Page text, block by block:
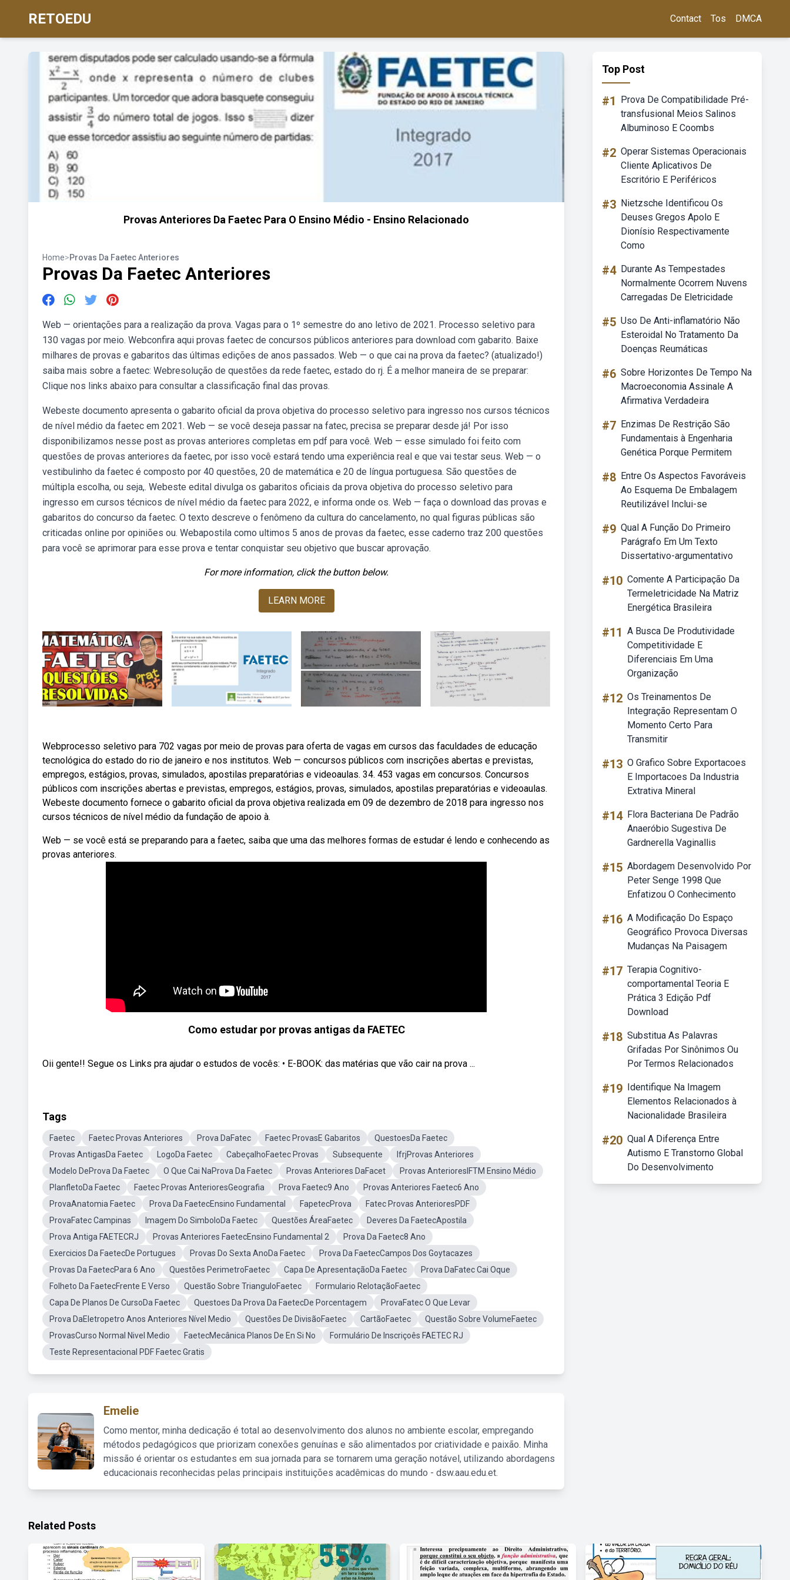
RETOEDU Contact Tos DMCA
Provas Anteriores Da Faetec Para O Ensino Médio - Ensino Relacionado
Home>Provas Da Faetec Anteriores
Provas Da Faetec Anteriores
Web — orientações para a realização da prova. Vagas para o 1º semestre do ano letivo de 2021. Processo seletivo para
130 vagas por meio. Webconfira aqui provas faetec de concursos públicos anteriores para download com gabarito. Baixe
milhares de provas e gabaritos das últimas edições de anos passados. Web — o que cai na prova da faetec? (atualizado!)
saiba mais sobre a faetec: Webresolução de questões da rede faetec, estado do rj. É a melhor maneira de se preparar:
Clique nos links abaixo para consultar a classificação final das provas.
Webeste documento apresenta o gabarito oficial da prova objetiva do processo seletivo para ingresso nos cursos técnicos
de nível médio da faetec em 2021. Web — se você deseja passar na fatec, precisa se preparar desde já! Por isso
disponibilizamos nesse post as provas anteriores completas em pdf para você. Web — esse simulado foi feito com
questões de provas anteriores da faetec, por isso você estará tendo uma experiência real e que vai testar seus. Web — o
vestibulinho da faetec é composto por 40 questões, 20 de matemática e 20 de língua portuguesa. São questões de
múltipla escolha, ou seja,. Webeste edital divulga os gabaritos oficiais da prova objetiva do processo seletivo para
ingresso em cursos técnicos de nível médio da faetec para 2022, e informa onde os. Web — faça o download das provas e
gabaritos do concurso da faetec. O texto descreve o fenômeno da cultura do cancelamento, no qual figuras públicas são
criticadas online por opiniões ou. Webapostila como ultimos 5 anos de provas da faetec, esse caderno traz 200 questões
para você se aprimorar para esse prova e tentar conquistar seu objetivo que buscar aprovação.
For more information, click the button below.
LEARN MORE
Webprocesso seletivo para 702 vagas por meio de provas para oferta de vagas em cursos das faculdades de educação
tecnológica do estado do rio de janeiro e nos institutos. Web — concursos públicos com inscrições abertas e previstas,
empregos, estágios, provas, simulados, apostilas preparatórias e videoaulas. 34. 453 vagas em concursos. Concursos
públicos com inscrições abertas e previstas, empregos, estágios, provas, simulados, apostilas preparatórias e videoaulas.
Webeste documento fornece o gabarito oficial da prova objetiva realizada em 09 de dezembro de 2018 para ingresso nos
cursos técnicos de nível médio da fundação de apoio à.
Web — se você está se preparando para a faetec, saiba que uma das melhores formas de estudar é lendo e conhecendo as
provas anteriores.
Como estudar por provas antigas da FAETEC
Oii gente!! Segue os Links pra ajudar o estudos de vocês: • E-BOOK: das matérias que vão cair na prova ...
Tags
Faetec Faetec Provas Anteriores Prova DaFatec Faetec ProvasE Gabaritos
QuestoesDa Faetec
Provas AntigasDa Faetec
LogoDa Faetec CabeçalhoFaetec Provas Subsequente
IfrjProvas Anteriores
Modelo DeProva Da Faetec
O Que Cai NaProva Da Faetec Provas Anteriores DaFacet
Provas AnterioresIFTM Ensino Médio
PlanfletoDa Faetec
Faetec Provas AnterioresGeografia Prova Faetec9 Ano
Provas Anteriores Faetec6 Ano
ProvaAnatomia Faetec
Prova Da FaetecEnsino Fundamental FapetecProva
Fatec Provas AnterioresPDF
ProvaFatec Campinas
Imagem Do SimboloDa Faetec Questões ÁreaFaetec
Deveres Da FaetecApostila
Prova Antiga FAETECRJ
Provas Anteriores FaetecEnsino Fundamental 2
Prova Da Faetec8 Ano
Exercicios Da FaetecDe Portugues
Provas Do Sexta AnoDa Faetec
Prova Da FaetecCampos Dos Goytacazes
Provas Da FaetecPara 6 Ano
Questões PerimetroFaetec Capa De ApresentaçãoDa Faetec
Prova DaFatec Cai Oque
Folheto Da FaetecFrente E Verso
Questão Sobre TrianguloFaetec
Formulario RelotaçãoFaetec
Capa De Planos De CursoDa Faetec
Questoes Da Prova Da FaetecDe Porcentagem
ProvaFatec O Que Levar
Prova DaEletropetro Anos Anteriores Nível Medio
Questões De DivisãoFaetec CartãoFaetec
Questão Sobre VolumeFaetec
ProvasCurso Normal Nivel Medio
FaetecMecânica Planos De En Si No
Formulário De Inscriçoês FAETEC RJ
Teste Representacional PDF Faetec Gratis
Emelie
Como mentor, minha dedicação é total ao desenvolvimento dos alunos no ambiente escolar, empregando
métodos pedagógicos que priorizam conexões genuínas e são alimentados por criatividade e paixão. Minha
missão é orientar os estudantes em sua jornada para se tornarem uma geração notável, utilizando abordagens
educacionais reconhecidas pelas principais instituições acadêmicas do mundo - dsw.aau.edu.et.
Top Post
#1
Prova De Compatibilidade Pré-
transfusional Meios Salinos
Albuminoso E Coombs
#2 Operar Sistemas Operacionais
Cliente Aplicativos De
Escritório E Periféricos
#3 Nietzsche Identificou Os
Deuses Gregos Apolo E
Dionísio Respectivamente
Como
#4 Durante As Tempestades
Normalmente Ocorrem Nuvens
Carregadas De Eletricidade
#5 Uso De Anti-inflamatório Não
Esteroidal No Tratamento Da
Doenças Reumáticas
#6 Sobre Horizontes De Tempo Na
Macroeconomia Assinale A
Afirmativa Verdadeira
#7 Enzimas De Restrição São
Fundamentais à Engenharia
Genética Porque Permitem
#8 Entre Os Aspectos Favoráveis
Ao Esquema De Embalagem
Reutilizável Inclui-se
#9 Qual A Função Do Primeiro
Parágrafo Em Um Texto
Dissertativo-argumentativo
#10 Comente A Participação Da
Termeletricidade Na Matriz
Energética Brasileira
#11 A Busca De Produtividade
Competitividade E
Diferenciais Em Uma
Organização
#12 Os Treinamentos De
Integração Representam O
Momento Certo Para
Transmitir
#13 O Grafico Sobre Exportacoes
E Importacoes Da Industria
Extrativa Mineral
#14 Flora Bacteriana De Padrão
Anaeróbio Sugestiva De
Gardnerella Vaginallis
#15 Abordagem Desenvolvido Por
Peter Senge 1998 Que
Enfatizou O Conhecimento
#16 A Modificação Do Espaço
Geográfico Provoca Diversas
Mudanças Na Paisagem
#17 Terapia Cognitivo-
comportamental Teoria E
Prática 3 Edição Pdf
Download
#18 Substitua As Palavras
Grifadas Por Sinônimos Ou
Por Termos Relacionados
#19 Identifique Na Imagem
Elementos Relacionados à
Nacionalidade Brasileira
#20 Qual A Diferença Entre
Autismo E Transtorno Global
Do Desenvolvimento
Related Posts